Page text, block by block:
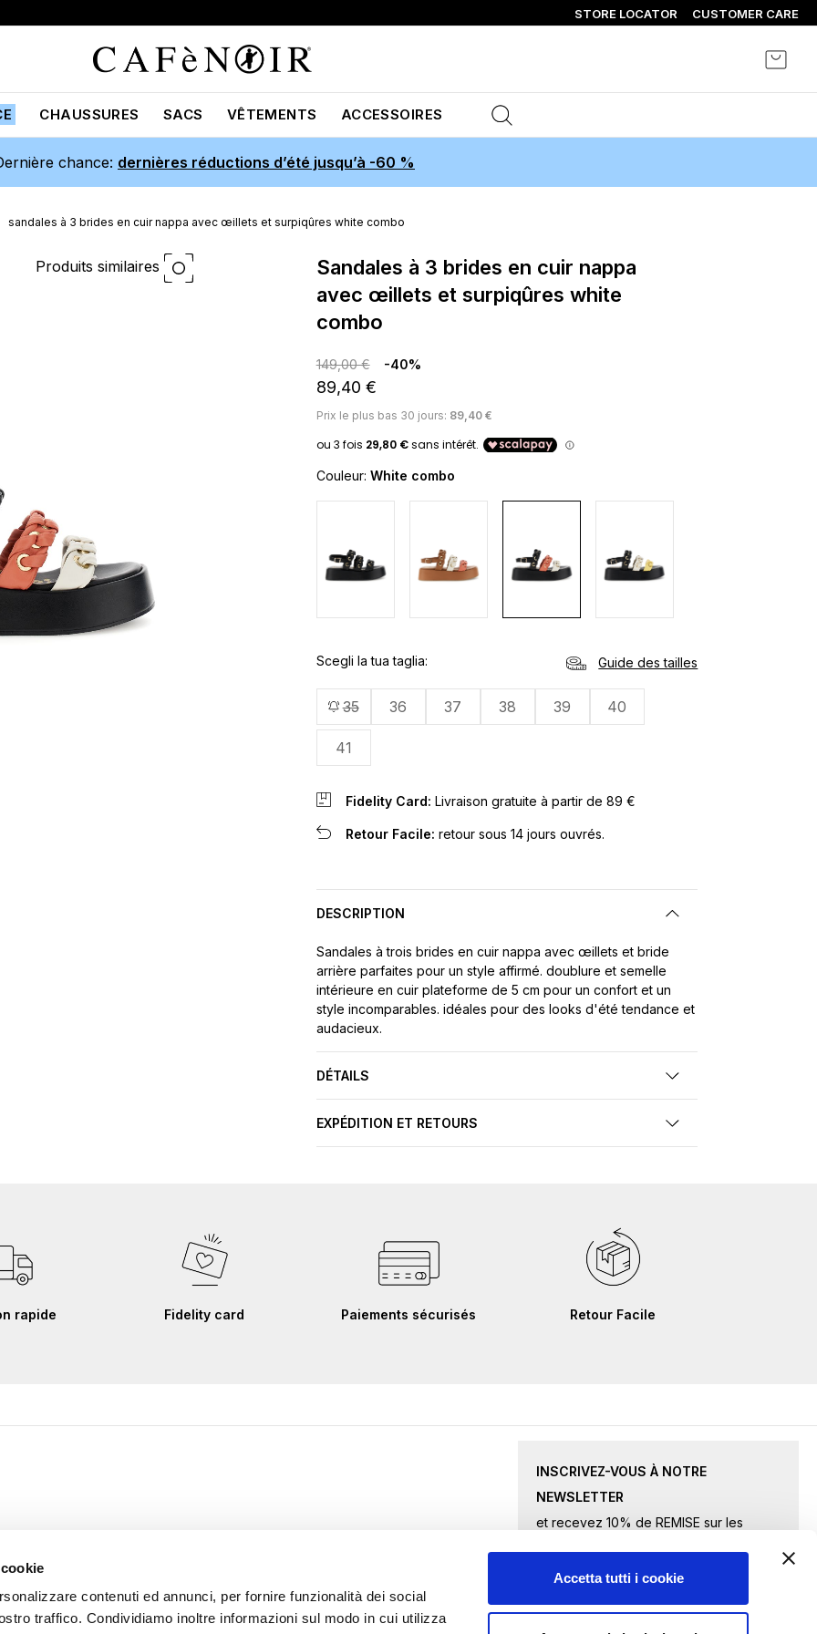
contenuti ed annunci, per fornire funzionalità dei social
traffico. Condividiamo inoltre informazioni sul modo in cui utilizza
Accetta tutti i cookie
STORE LOCATOR CUSTOMER CARE
Mon
CHAUSSURES SACS VÊTEMENTS ACCESSOIRES
chance: dernières réductions d’été jusqu’à -60 %
sandales à 3 brides en cuir nappa avec œillets et surpiqûres white combo
Produits similaires
sandales à 3 brides en cuir nappa
avec œillets et surpiqûres white
combo
149,00 € -40%
89,40 €
Prix ​​le plus bas 30 jours: 89,40 €
Couleur: White combo
Scegli la tua taglia
35 36 37 38 39 40
41
Guide des tailles
Fidelity Card: Livraison gratuite à partir de 89 €
Retour Facile: retour sous 14 jours ouvrés.
DESCRIPTION
Sandales à trois brides en cuir nappa avec œillets et bride
arrière parfaites pour un style affirmé. doublure et semelle
intérieure en cuir plateforme de 5 cm pour un confort et un
style incomparables. idéales pour des looks d'été tendance et
audacieux.
DÉTAILS
EXPÉDITION ET RETOURS
rapide Fidelity card Paiements sécurisés Retour Facile
INSCRIVEZ-VOUS À NOTRE
NEWSLETTER
et recevez 10% de REMISE sur les
à